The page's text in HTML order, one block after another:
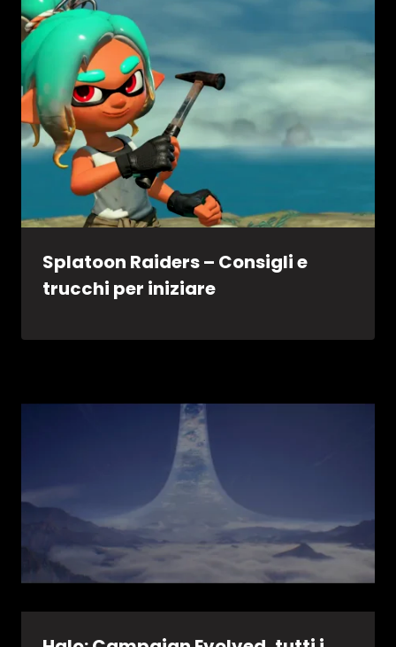
Splatoon Raiders – Consigli e
trucchi per iniziare